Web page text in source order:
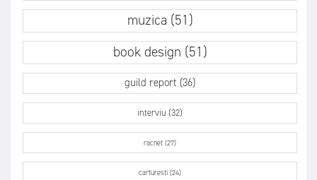
muzica (51)
book design (51)
guild report (36)
interviu (32)
racnet (27)
carturesti (24)